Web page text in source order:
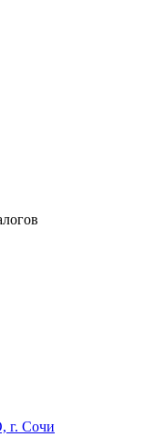
г. Сочи